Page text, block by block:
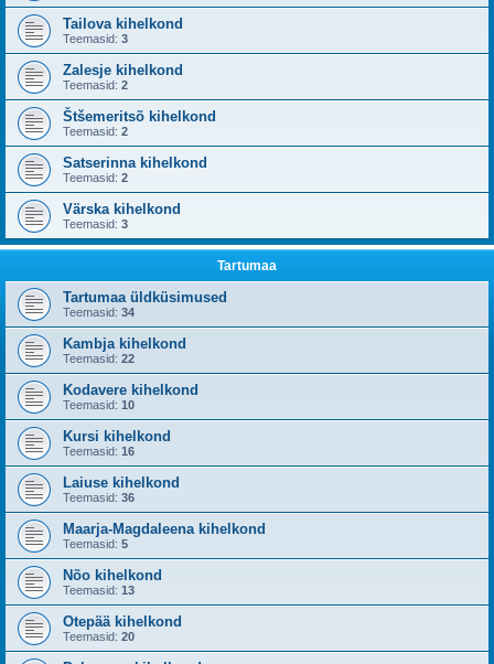
Tailova kihelkond
Teemasid: 3
Zalesje kihelkond
Teemasid: 2
Štšemeritsõ kihelkond
Teemasid: 2
Satserinna kihelkond
Teemasid: 2
Värska kihelkond
Teemasid: 3
Tartumaa
Tartumaa üldküsimused
Teemasid: 34
Kambja kihelkond
Teemasid: 22
Kodavere kihelkond
Teemasid: 10
Kursi kihelkond
Teemasid: 16
Laiuse kihelkond
Teemasid: 36
Maarja-Magdaleena kihelkond
Teemasid: 5
Nõo kihelkond
Teemasid: 13
Otepää kihelkond
Teemasid: 20